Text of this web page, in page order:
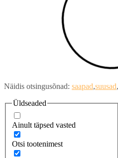
Näidis otsingusõnad: saapad suusad
Üldseaded
Ainult täpsed vasted
Otsi tootenimest